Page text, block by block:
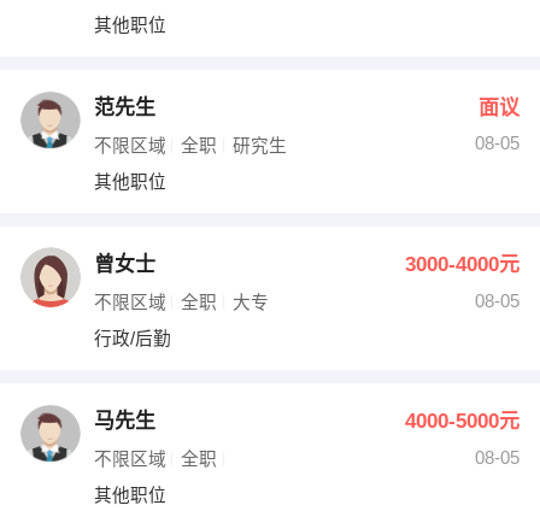
其他职位
范先生 面议
不限区域 全职 研究生
08-05
其他职位
曾女士 3000-4000元
不限区域 全职 大专
08-05
行政/后勤
马先生 4000-5000元
不限区域 全职
08-05
其他职位